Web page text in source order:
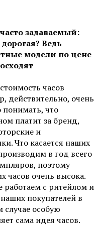
задаваемый:
Ведь
модели по цене
часов
действительно, очень
понимать, что
платит за бренд,
и
Что касается наших
в год всего
поэтому
часов очень высока.
с ритейлом и
покупателей в
особую
сама идея часов.